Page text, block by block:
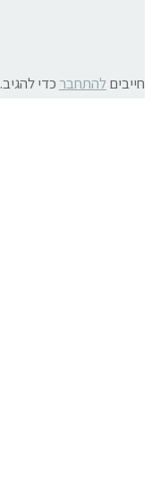
חייביםלהתחבר כדי להגיב.